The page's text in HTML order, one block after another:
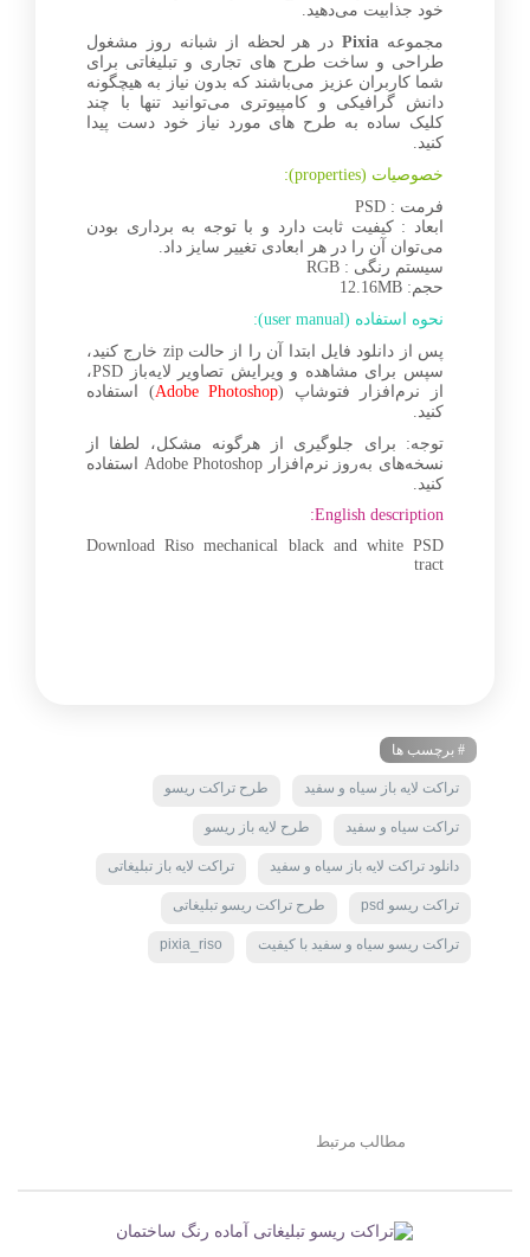
خود جذابیت می‌‌دهید.
مجموعه Pixia در هر لحظه از شبانه روز مشغول
طراحی و ساخت طرح های تجاری و تبلیغاتی برای
شما کاربران عزیز می‌باشند که بدون نیاز به هیچگونه
دانش گرافیکی و کامپیوتری می‌توانید تنها با چند
کلیک ساده به طرح های مورد نیاز خود دست پیدا
کنید.
خصوصیات (properties):
فرمت : PSD
ابعاد : کیفیت ثابت دارد و با توجه به برداری بودن
می‌توان آن را در هر ابعادی تغییر سایز داد.
سیستم رنگی : RGB
حجم: 12.16MB
نحوه استفاده (user manual):
پس از دانلود فایل ابتدا آن را از حالت zip خارج کنید،
سپس برای مشاهده و ویرایش تصاویر لایه‌باز PSD،
از نرم‌افزار فتوشاپ (Adobe Photoshop) استفاده
کنید.
توجه: برای جلوگیری از هرگونه مشکل، لطفا از
نسخه‌های به‌روز نرم‌افزار Adobe Photoshop استفاده
کنید.
English description:
Download Riso mechanical black and white PSD
tract
# برچسب ها
تراکت لایه باز سیاه و سفید طرح تراکت ریسو
تراکت سیاه و سفید طرح لایه باز ریسو
دانلود تراکت لایه باز سیاه و سفید تراکت لایه باز تبلیغاتی
تراکت ریسو psd طرح تراکت ریسو تبلیغاتی
تراکت ریسو سیاه و سفید با کیفیت pixia_riso
مطالب مرتبط